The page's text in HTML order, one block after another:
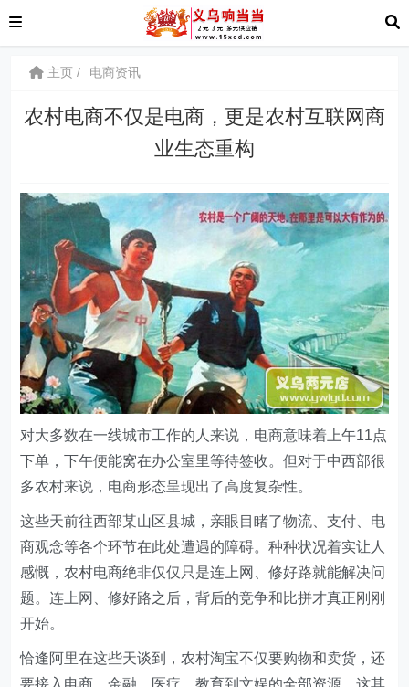
主页 电商资讯
农村电商不仅是电商，更是农村互联网商
业生态重构
对大多数在一线城市工作的人来说，电商意味着上午11点
下单，下午便能窝在办公室里等待签收。但对于中西部很
多农村来说，电商形态呈现出了高度复杂性。
这些天前往西部某山区县城，亲眼目睹了物流、支付、电
商观念等各个环节在此处遭遇的障碍。种种状况着实让人
感慨，农村电商绝非仅仅只是连上网、修好路就能解决问
题。连上网、修好路之后，背后的竞争和比拼才真正刚刚
开始。
恰逢阿里在这些天谈到，农村淘宝不仅要购物和卖货，还